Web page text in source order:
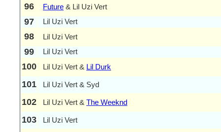
96 Future & Lil Uzi Vert
97 Lil Uzi Vert
98 Lil Uzi Vert
99 Lil Uzi Vert
100 Lil Uzi Vert & Lil Durk
101 Lil Uzi Vert & Syd
102 Lil Uzi Vert & The Weeknd
103 Lil Uzi Vert